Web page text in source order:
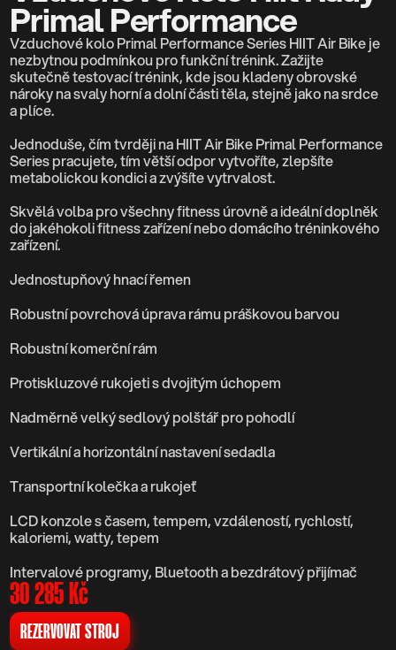
Primal Performance
Vzduchové kolo Primal Performance Series HIIT Air Bike je
nezbytnou podmínkou pro funkční trénink. Zažijte
skutečně testovací trénink, kde jsou kladeny obrovské
nároky na svaly horní a dolní části těla, stejně jako na srdce
a plíce.
Jednoduše, čím tvrději na HIIT Air Bike Primal Performance
Series pracujete, tím větší odpor vytvoříte, zlepšíte
metabolickou kondici a zvýšíte vytrvalost.
Skvělá volba pro všechny fitness úrovně a ideální doplněk
do jakéhokoli fitness zařízení nebo domácího tréninkového
zařízení.
Jednostupňový hnací řemen
Robustní povrchová úprava rámu práškovou barvou
Robustní komerční rám
Protiskluzové rukojeti s dvojitým úchopem
Nadměrně velký sedlový polštář pro pohodlí
Vertikální a horizontální nastavení sedadla
Transportní kolečka a rukojeť
LCD konzole s časem, tempem, vzdáleností, rychlostí,
kaloriemi, watty, tepem
Intervalové programy, Bluetooth a bezdrátový přijímač
30 285 Kč
REZERVOVAT STROJ
COMMUNITY
Events
Experts
About